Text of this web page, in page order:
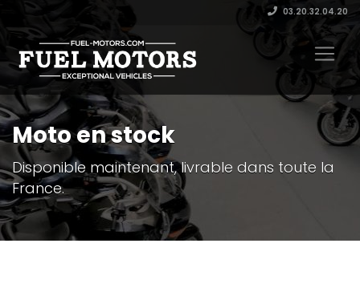
03.20.32.04.20
Moto en stock
Disponible maintenant, livrable dans toute la
France.